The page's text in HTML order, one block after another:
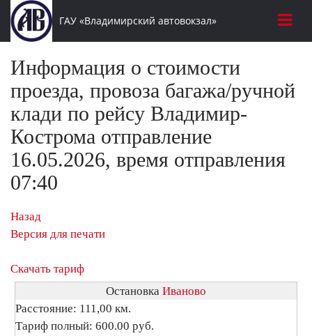
ГАУ «Владимирский автовокзал»
Информация о стоимости
проезда, провоза багажа/ручной
клади по рейсу Владимир-
Кострома отправление
16.05.2026, время отправления
07:40
Назад
Версия для печати
Скачать тариф
Остановка Иваново
Расстояние: 111,00 км.
Тариф полный: 600.00 руб.